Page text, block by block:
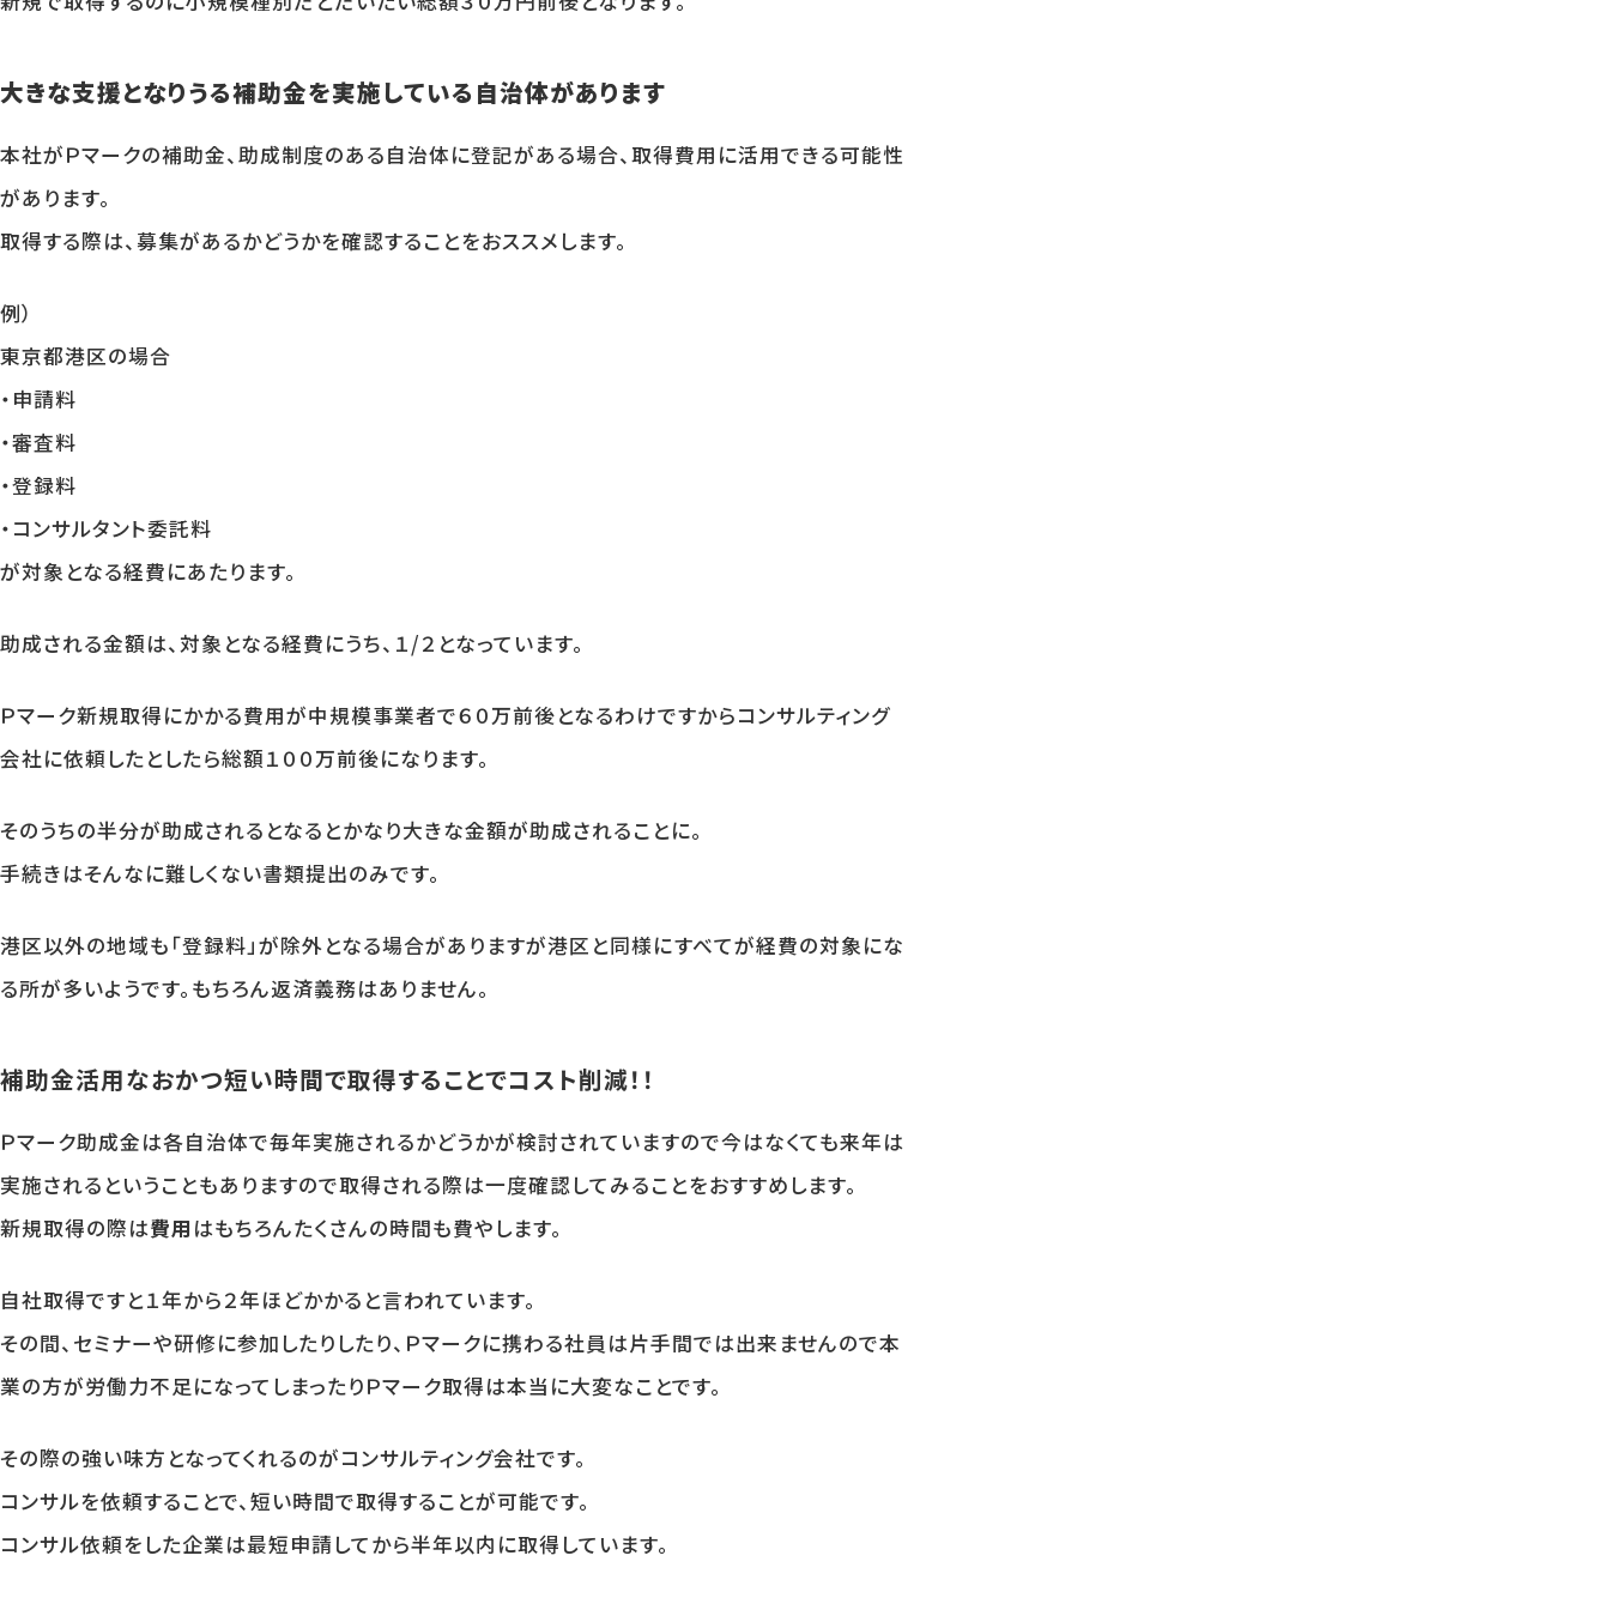
大きな支援となりうる補助金を実施している自治体があります
本社がＰマークの補助金、助成制度のある自治体に登記がある場合、取得費用に活用できる可能性
があります。
取得する際は、募集があるかどうかを確認することをおススメします。
例）
東京都港区の場合
・申請料
・審査料
・登録料
・コンサルタント委託料
が対象となる経費にあたります。
助成される金額は、対象となる経費にうち、１/２となっています。
Ｐマーク新規取得にかかる費用が中規模事業者で６０万前後となるわけですからコンサルティング
会社に依頼したとしたら総額１００万前後になります。
そのうちの半分が助成されるとなるとかなり大きな金額が助成されることに。
手続きはそんなに難しくない書類提出のみです。
港区以外の地域も「登録料」が除外となる場合がありますが港区と同様にすべてが経費の対象にな
る所が多いようです。もちろん返済義務はありません。
補助金活用なおかつ短い時間で取得することでコスト削減！！
Ｐマーク助成金は各自治体で毎年実施されるかどうかが検討されていますので今はなくても来年は
実施されるということもありますので取得される際は一度確認してみることをおすすめします。
新規取得の際は費用 はもちろんたくさんの時間も費やします。
自社取得ですと１年から２年ほどかかると言われています。
その間、セミナーや研修に参加したりしたり、Ｐマークに携わる社員は片手間では出来ませんので本
業の方が労働力不足になってしまったりＰマーク取得は本当に大変なことです。
その際の強い味方となってくれるのがコンサルティング会社です。
コンサルを依頼することで、短い時間で取得することが可能です。
コンサル依頼をした企業は最短申請してから半年以内に取得しています。